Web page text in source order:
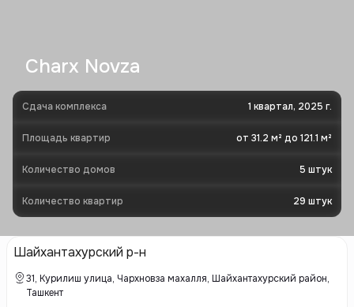
Charx Novza
Сдача комплекса 1 квартал, 2025 г.
Площадь квартир от 31.2 м² до 121.1 м²
Количество домов 5 штук
Количество квартир 29 штук
Шайхантахурский р-н
31, Курилиш улица, Чархновза махалля, Шайхантахурский район,
Ташкент